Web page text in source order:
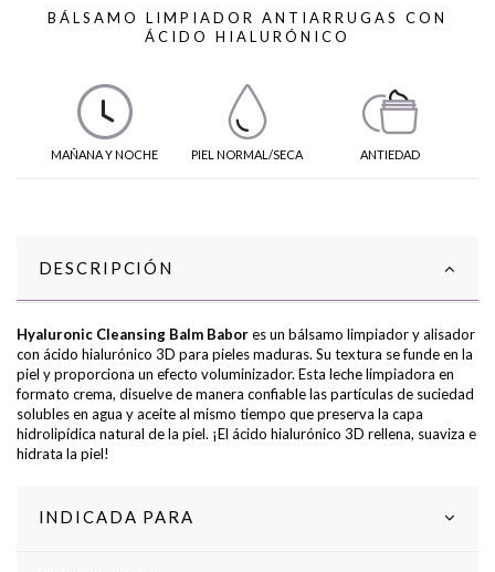
BÁLSAMO LIMPIADOR ANTIARRUGAS CON
ÁCIDO HIALURÓNICO
MAÑANA Y NOCHE PIEL NORMAL/SECA ANTIEDAD
DESCRIPCIÓN
Hyaluronic Cleansing Balm Babores un bálsamo limpiador y alisador
con ácido hialurónico 3D para pieles maduras. Su textura se funde en la
piel y proporciona un efecto voluminizador. Esta leche limpiadora en
formato crema, disuelve de manera confiable las partículas de suciedad
solubles en agua y aceite al mismo tiempo que preserva la capa
hidrolipídica natural de la piel. ¡El ácido hialurónico 3D rellena, suaviza e
hidrata la piel!
INDICADA PARA